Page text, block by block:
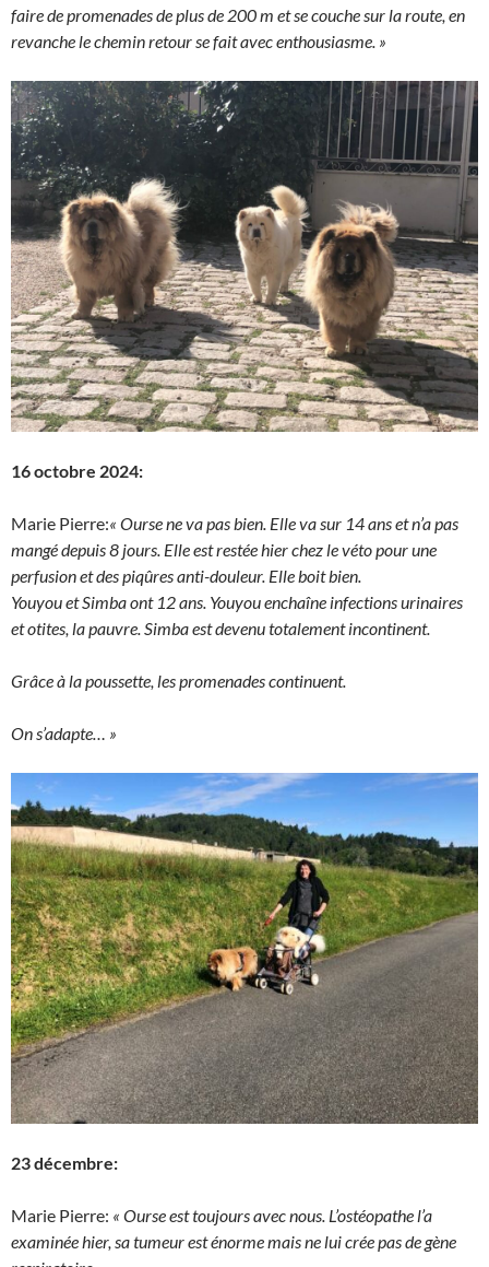
faire de promenades de plus de 200 m et se couche sur la route, en
revanche le chemin retour se fait avec enthousiasme. »
16 octobre 2024:
Marie Pierre:« Ourse ne va pas bien. Elle va sur 14 ans et n’a pas
mangé depuis 8 jours. Elle est restée hier chez le véto pour une
perfusion et des piqûres anti-douleur. Elle boit bien.
Youyou et Simba ont 12 ans. Youyou enchaîne infections urinaires
et otites, la pauvre. Simba est devenu totalement incontinent.
Grâce à la poussette, les promenades continuent.
On s’adapte… »
23 décembre:
Marie Pierre: « Ourse est toujours avec nous. L’ostéopathe l’a
examinée hier, sa tumeur est énorme mais ne lui crée pas de gène